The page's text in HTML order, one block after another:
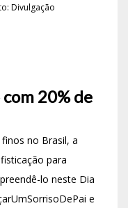
Divulgação
20% de
no Brasil, a
para
lo neste Dia
e